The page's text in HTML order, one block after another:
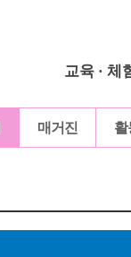
교육 · 체
매거진 활